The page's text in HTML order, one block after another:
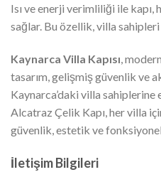
Isı ve enerji verimliliği ile
sağlar. Bu özellik, villa
Kaynarca Villa Kapısı ,
tasarım, gelişmiş güvenlik ve
Kaynarca’daki villa sahiplerine
Alcatraz Çelik Kapı, her villa
güvenlik, estetik ve
İletişim Bilgileri